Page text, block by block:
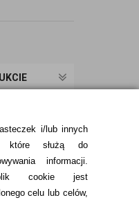
i/lub innych
które służą do
informacji.
cookie jest
celu lub celów,